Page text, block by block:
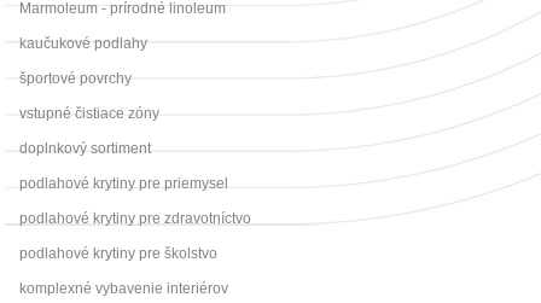
Marmoleum - prírodné linoleum
kaučukové podlahy
športové povrchy
vstupné čistiace zóny
doplnkový sortiment
podlahové krytiny pre priemysel
podlahové krytiny pre zdravotníctvo
podlahové krytiny pre školstvo
komplexné vybavenie interiérov